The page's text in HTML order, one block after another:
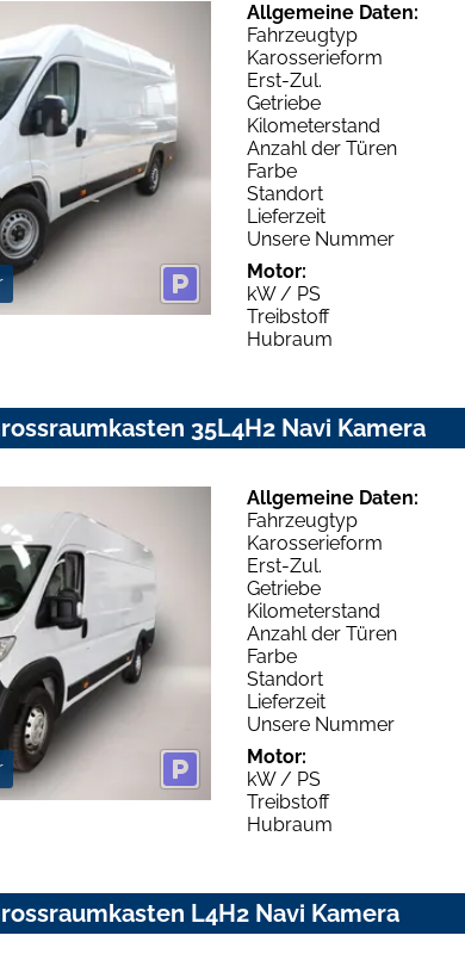
Allgemeine Daten:
Fahrzeugtyp
Karosserieform
Erst-Zul.
Getriebe
Kilometerstand
Anzahl der Türen
Farbe
Standort
Lieferzeit
Unsere Nummer
Motor:
kW / PS
Treibstoff
Hubraum
35L4H2 Navi Kamera
Allgemeine Daten:
Fahrzeugtyp
Karosserieform
Erst-Zul.
Getriebe
Kilometerstand
Anzahl der Türen
Farbe
Standort
Lieferzeit
Unsere Nummer
Motor:
kW / PS
Treibstoff
Hubraum
L4H2 Navi Kamera